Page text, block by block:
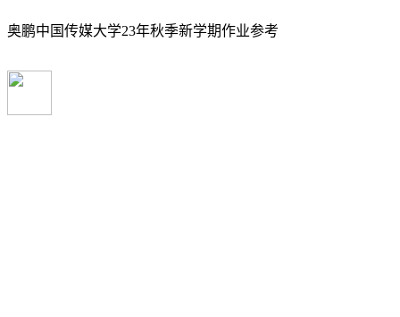
奥鹏中国传媒大学23年秋季新学期作业参考